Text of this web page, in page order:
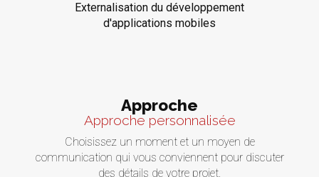
Approche
Approche personnalisée
Choisissez un moment et un moyen de
communication qui vous conviennent pour discuter
des détails de votre projet.